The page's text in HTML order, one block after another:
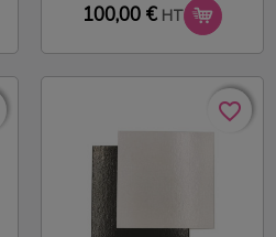
100,00 € HT
favorite_border
favorite_border